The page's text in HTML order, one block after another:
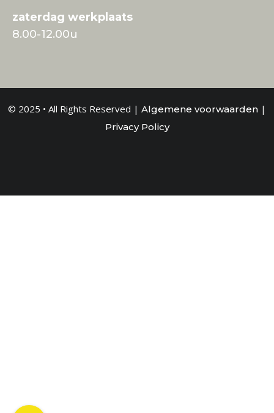
zaterdag werkplaats
8.00-12.00u
© 2025 • All Rights Reserved | Algemene voorwaarden |
Privacy Policy